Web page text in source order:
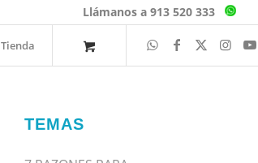
Llámanos a 913 520 333
Tienda
TEMAS